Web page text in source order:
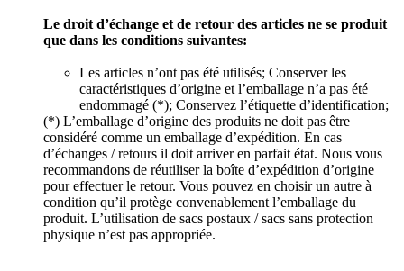
Le droit d’échange et de retour des articles ne se produit
que dans les conditions suivantes:
Les articles n’ont pas été utilisés; Conserver les
caractéristiques d’origine et l’emballage n’a pas été
endommagé (*); Conservez l’étiquette d’identification;
(*) L’emballage d’origine des produits ne doit pas être
considéré comme un emballage d’expédition. En cas
d’échanges / retours il doit arriver en parfait état. Nous vous
recommandons de réutiliser la boîte d’expédition d’origine
pour effectuer le retour. Vous pouvez en choisir un autre à
condition qu’il protège convenablement l’emballage du
produit. L’utilisation de sacs postaux / sacs sans protection
physique n’est pas appropriée.